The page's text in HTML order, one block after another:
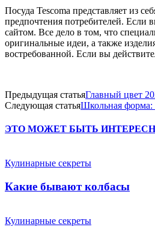
Посуда Tescoma представляет из
предпочтения потребителей. Если
сайтом. Все дело в том, что
оригинальные идеи, а также
востребованной. Если вы
Предыдущая статьяГлавный цвет
Следующая статьяШкольная
ЭТО МОЖЕТ БЫТЬ
Кулинарные секреты
Какие бывают колбасы
Кулинарные секреты